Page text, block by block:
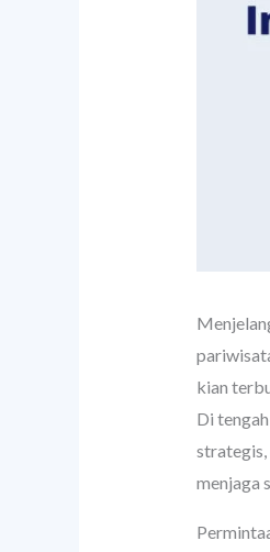
kian
Di
strategis,
menjaga